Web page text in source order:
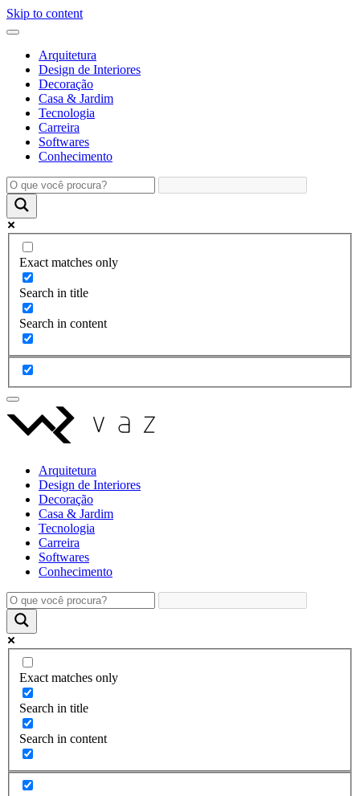
Skip to content
Arquitetura
Design de Interiores
Decoração
Casa & Jardim
Tecnologia
Carreira
Softwares
Conhecimento
Exact matches only
Search in title
Search in content
Arquitetura
Design de Interiores
Decoração
Casa & Jardim
Tecnologia
Carreira
Softwares
Conhecimento
Exact matches only
Search in title
Search in content